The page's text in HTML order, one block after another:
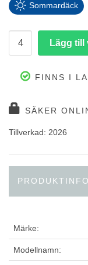
Sommardäck
FINNS I
SÄKER
Tillverkad: 2026
Märke:
Modellnamn: